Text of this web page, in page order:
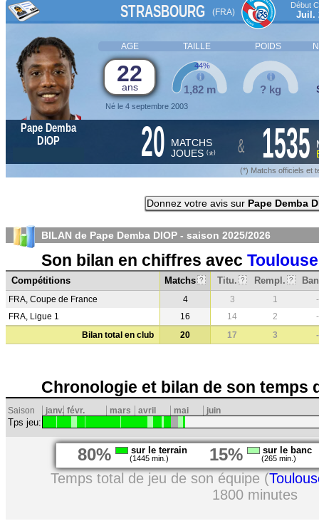
STRASBOURG (FRA)
Début
Juil.
AGE TAILLE POIDS
22
ans
Né le 4 septembre 2003
1,82 m
44%
? kg
Pape Demba
DIOP
20
MATCHS
JOUES (*) & 1535
(*) Matchs officiels et
Donnez votre avis sur Pape Demba
BILAN de Pape Demba DIOP - saison 2025/2026
Son bilan en chiffres avec Toulouse
Compétitions Matchs ? Titu. ? Rempl. ?
FRA, Coupe de France 4 3 1
-
FRA, Ligue 1
16 14 2
-
Bilan total en club
20 17 3 -
Chronologie et bilan de son temps
Saison janv. févr. mars avril mai juin
Tps jeu:
80% sur le terrain
(1445 min.) 15% sur le banc
(265 min.)
Temps total de jeu de son équipe (
1800 minutes